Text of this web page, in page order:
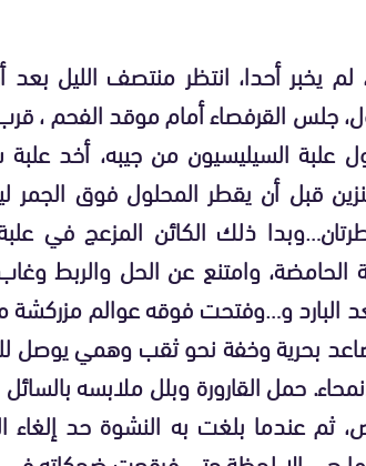
يخبر أحدا، انتظر منتصف الليل بعد
جلس القرفصاء أمام موقد الفحم ،
علبة السيليسيون من جيبه، أخد
قبل أن يقطر المحلول فوق الجمر
ذلك الكائن المزعج في
وامتنع عن الحل والربط
البارد و…وفتحت فوقه عوالم
بحرية وخفة نحو ثقب وهمي يوصل
حمل القارورة وبلل ملابسه بالسائل
ثم عندما بلغت به النشوة حد إلغاء